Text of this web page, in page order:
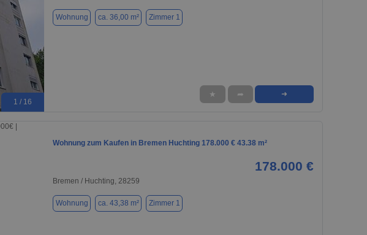
1 / 16
Wohnung ca. 36,00 m² Zimmer 1
★ ➦ ➜
Wohnung zum Kaufen in Bremen Huchting 178.000 € 43.38 m²
178.000 €
Bremen / Huchting, 28259
Wohnung ca. 43,38 m² Zimmer 1